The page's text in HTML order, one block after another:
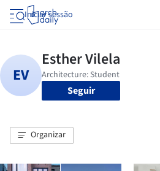
Iniciar sessão
Seguir
Organizar